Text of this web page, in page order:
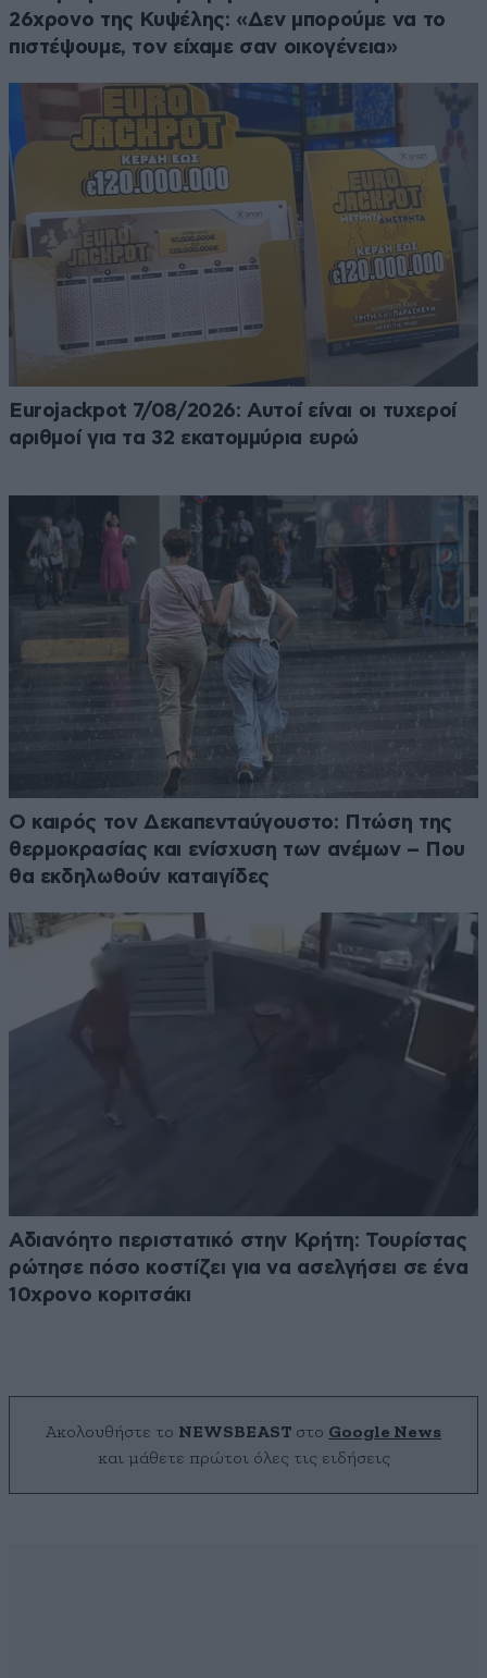
26χρονο της Κυψέλης: «Δεν μπορούμε να το
πιστέψουμε, τον είχαμε σαν οικογένεια»
Eurojackpot 7/08/2026: Αυτοί είναι οι τυχεροί
αριθμοί για τα 32 εκατομμύρια ευρώ
Ο καιρός τον Δεκαπενταύγουστο: Πτώση της
θερμοκρασίας και ενίσχυση των ανέμων – Που
θα εκδηλωθούν καταιγίδες
Αδιανόητο περιστατικό στην Κρήτη: Τουρίστας
ρώτησε πόσο κοστίζει για να ασελγήσει σε ένα
10χρονο κοριτσάκι
Ακολουθήστε το NEWSBEAST στο Google News
και μάθετε πρώτοι όλες τις ειδήσεις